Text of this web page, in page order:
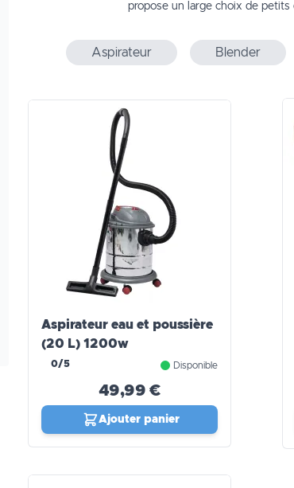
propose un large choix de petits
Aspirateur Blender
Aspirateur eau et poussière
(20 L) 1200w
0/5 Disponible
49,99 €
Ajouter panier